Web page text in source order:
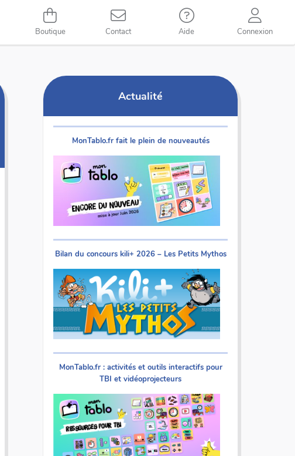
Boutique Contact Aide Connexion
Actualité
MonTablo.fr fait le plein de nouveautés
Bilan du concours kili+ 2026 – Les Petits Mythos
MonTablo.fr : activités et outils interactifs pour
TBI et vidéoprojecteurs